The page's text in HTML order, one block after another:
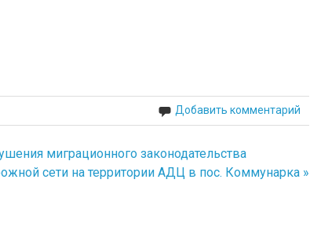
Добавить комментарий
миграционного законодательства
сети на территории АДЦ в пос. Коммунарка »